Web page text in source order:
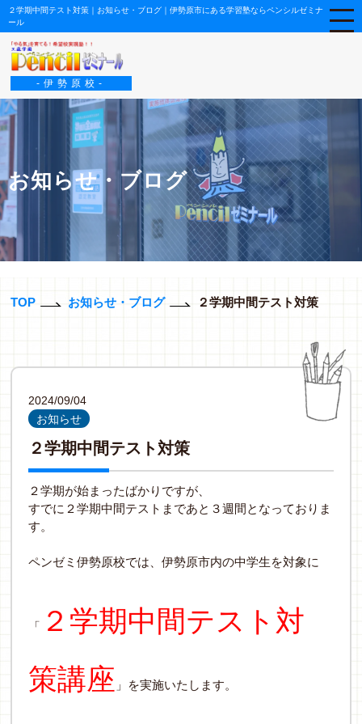
２学期中間テスト対策｜お知らせ・ブログ｜伊勢原市にある学習塾ならペンシルゼミナ
ール
-伊勢原校-
お知らせ・ブログ
TOP お知らせ・ブログ ２学期中間テスト対策
2024/09/04
お知らせ
２学期中間テスト対策
２学期が始まったばかりですが、
すでに２学期中間テストまであと３週間となっておりま
す。
ペンゼミ伊勢原校では、伊勢原市内の中学生を対象に
「
２学期中間テスト対
策講座 」を実施いたします。